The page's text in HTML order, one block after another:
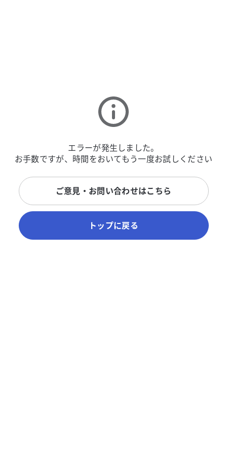
エラーが発生しました。
お手数ですが、時間をおいてもう一度お試しください
ご意見・お問い合わせはこちら
トップに戻る